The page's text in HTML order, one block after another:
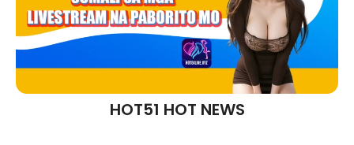
HOT51 HOT NEWS